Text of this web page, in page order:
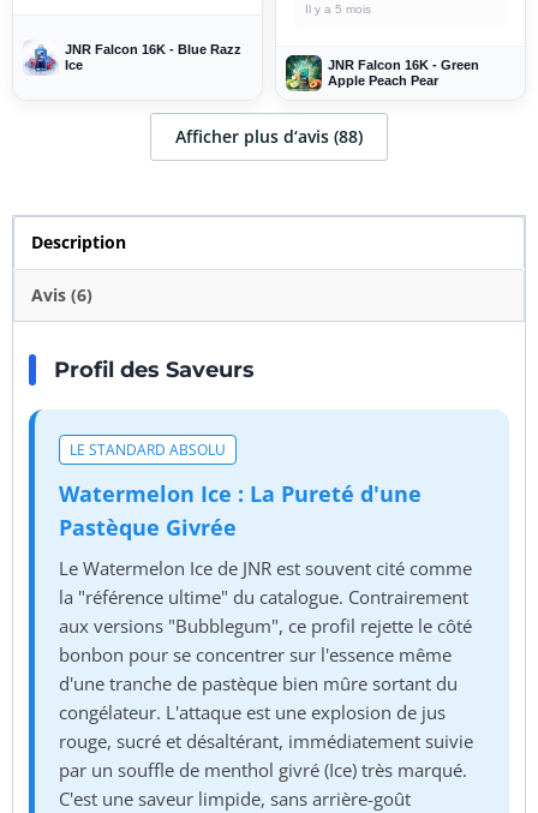
JNR Falcon 16K - Blue Razz
Ice
Il y a 5 mois
JNR Falcon 16K - Green
Apple Peach Pear
Afficher plus d‘avis (88)
Description
Avis (6)
Profil des Saveurs
LE STANDARD ABSOLU
Watermelon Ice : La Pureté d'une
Pastèque Givrée
Le Watermelon Ice de JNR est souvent cité comme
la "référence ultime" du catalogue. Contrairement
aux versions "Bubblegum", ce profil rejette le côté
bonbon pour se concentrer sur l'essence même
d'une tranche de pastèque bien mûre sortant du
congélateur. L'attaque est une explosion de jus
rouge, sucré et désaltérant, immédiatement suivie
par un souffle de menthol givré (Ice) très marqué.
C'est une saveur limpide, sans arrière-goût